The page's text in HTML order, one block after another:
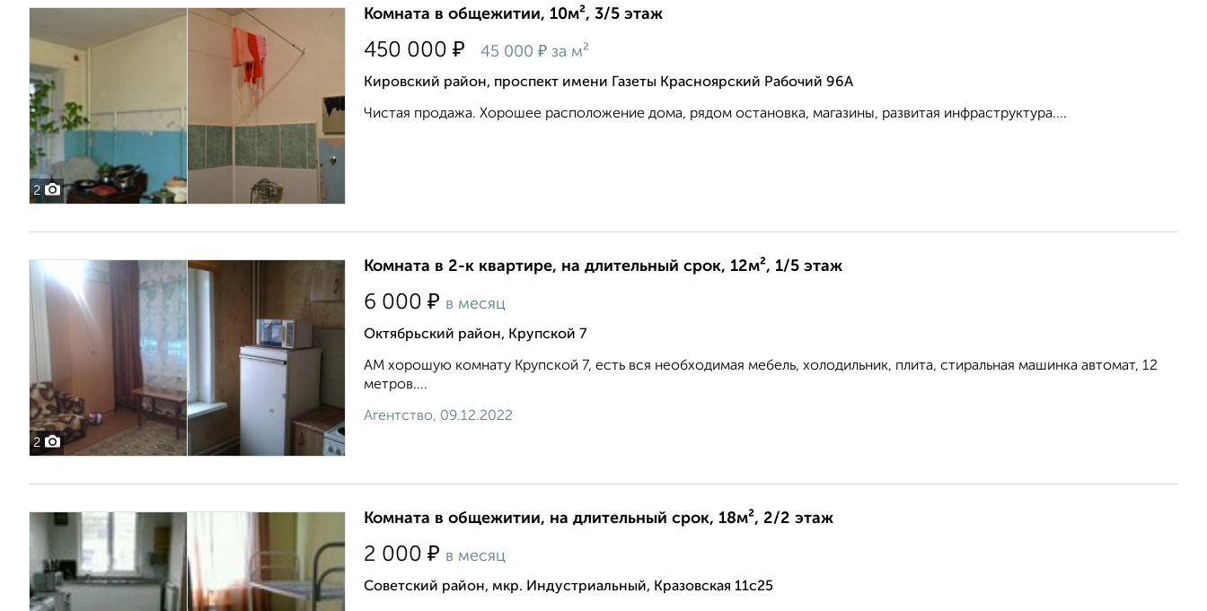
2
Комната в общежитии, 10м², 3/5 этаж
450 000 ₽ 45 000 ₽ за м²
Кировский район, проспект имени Газеты Красноярский Рабочий 96А
Чистая продажа. Хорошее расположение дома, рядом остановка, магазины, развитая инфраструктура....
2
Комната в 2-к квартире, на длительный срок, 12м², 1/5 этаж
6 000 ₽ в месяц
Октябрьский район, Крупской 7
АМ хорошую комнату Крупской 7, есть вся необходимая мебель, холодильник, плита, стиральная машинка автомат, 12
метров....
Агентство, 09.12.2022
Комната в общежитии, на длительный срок, 18м², 2/2 этаж
2 000 ₽ в месяц
Советский район, мкр. Индустриальный, Кразовская 11с25